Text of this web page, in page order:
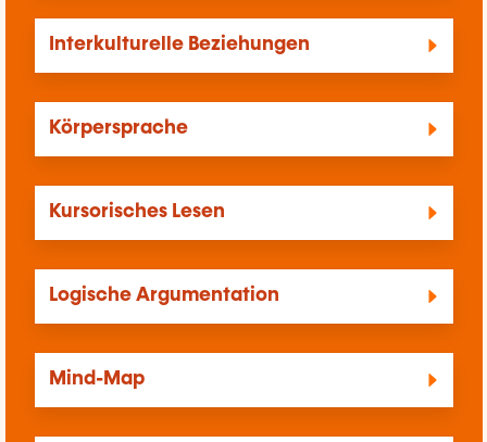
Interkulturelle Beziehungen
Körpersprache
Kursorisches Lesen
Logische Argumentation
Mind-Map